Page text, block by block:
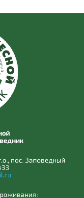
пос. Заповедный